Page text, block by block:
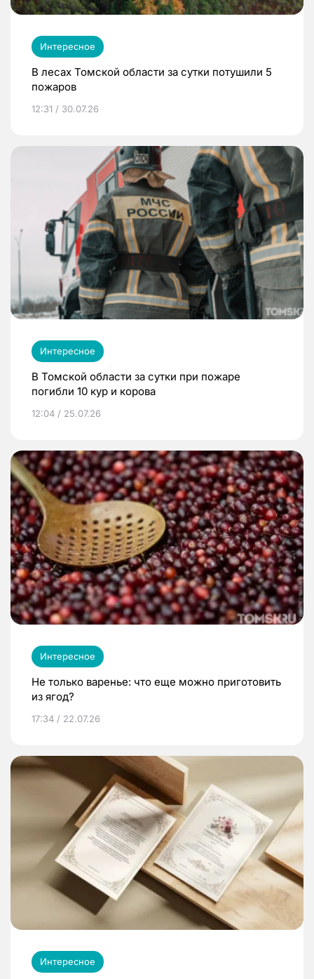
Интересное
В лесах Томской области за сутки потушили 5
пожаров
12:31 / 30.07.26
Интересное
В Томской области за сутки при пожаре
погибли 10 кур и корова
12:04 / 25.07.26
Интересное
Не только варенье: что еще можно приготовить
из ягод?
17:34 / 22.07.26
Интересное